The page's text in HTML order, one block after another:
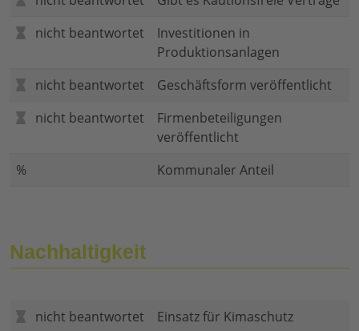
nicht beantwortet
Investitionen in
Produktionsanlagen
nicht beantwortet
Geschäftsform veröffentlicht
nicht beantwortet
Firmenbeteiligungen
veröffentlicht
%
Kommunaler Anteil
Nachhaltigkeit
nicht beantwortet
Einsatz für Kimaschutz